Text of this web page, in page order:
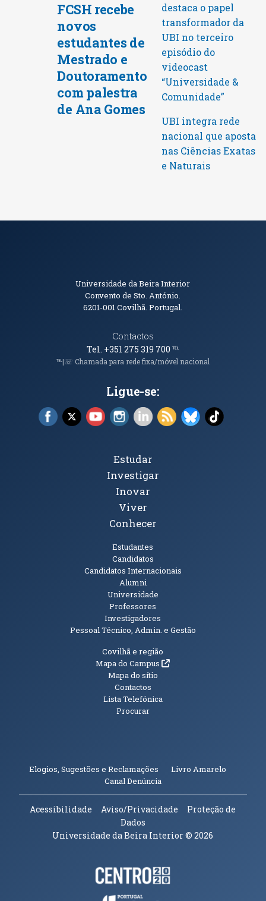
FCSH recebe
novos
estudantes de
Mestrado e
Doutoramento
com palestra
de Ana Gomes
destaca o papel
transformador da
UBI no terceiro
episódio do
videocast
“Universidade &
Comunidade”
UBI integra rede
nacional que aposta
nas Ciências Exatas
e Naturais
Informações de Contacto
Universidade da Beira Interior
Convento de Sto. António.
6201-001Covilhã. Portugal.
Contactos
Tel. +351 275 319 700℡
℡|☏ Chamada para rede fixa/móvel nacional
Ligue-se:
Facebook (abre em nova janela)
X (abre em nova janela)
YouTube (abre em nova janela)
Instagram (abre em nova janela)
LinkedIn (abre em nova
RSS (abre em nova
Bluesky (abre
TikTok
Tópicos Principais
Estudar
Investigar
Inovar
Viver
Conhecer
Estudantes
Candidatos
Candidatos Internacionais
Alumni
Universidade
Professores
Investigadores
Pessoal Técnico, Admin. e Gestão
Informações Adicionais
Covilhã e região
Mapa do Campus(abre em nova janela)
Mapa do sítio
Contactos
Lista Telefónica
Procurar
Elogios, Sugestões e Reclamações Livro Amarelo
Canal Denúncia(abre em nova janela)
Acessibilidade Aviso/Privacidade
Proteção de
Dados
Universidade da Beira Interior© 2026
Parceiros e Financiadores